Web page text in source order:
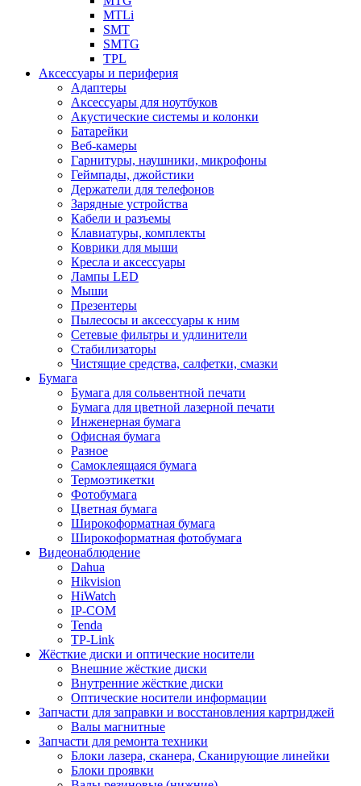
MTLi
SMT
SMTG
TPL
Аксессуары и периферия
Адаптеры
Аксессуары для ноутбуков
Акустические системы и колонки
Батарейки
Веб-камеры
Гарнитуры, наушники, микрофоны
Геймпады, джойстики
Держатели для телефонов
Зарядные устройства
Кабели и разъемы
Клавиатуры, комплекты
Коврики для мыши
Кресла и аксессуары
Лампы LED
Мыши
Презентеры
Пылесосы и аксессуары к ним
Сетевые фильтры и удлинители
Стабилизаторы
Чистящие средства, салфетки, смазки
Бумага
Бумага для сольвентной печати
Бумага для цветной лазерной печати
Инженерная бумага
Офисная бумага
Разное
Самоклеящаяся бумага
Термоэтикетки
Фотобумага
Цветная бумага
Широкоформатная бумага
Широкоформатная фотобумага
Видеонаблюдение
Dahua
Hikvision
HiWatch
IP-COM
Tenda
TP-Link
Жёсткие диски и оптические носители
Внешние жёсткие диски
Внутренние жёсткие диски
Оптические носители информации
Запчасти для заправки и восстановления картриджей
Валы магнитные
Запчасти для ремонта техники
Блоки лазера, сканера, Сканирующие линейки
Блоки проявки